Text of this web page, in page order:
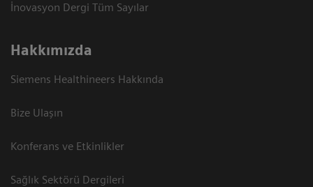
İnovasyon Dergi Tüm Sayılar
Hakkımızda
Siemens Healthineers Hakkında
Bize Ulaşın
Konferans ve Etkinlikler
Sağlık Sektörü Dergileri